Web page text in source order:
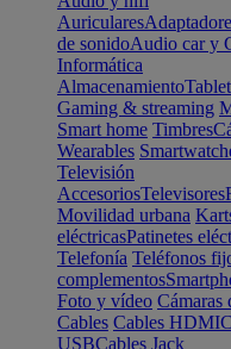
Auriculares
de sonidoAudio car y
Informática
Almacenamiento
Gaming & streaming
Smart home Timbres
Wearables
Televisión
AccesoriosTelevisores
Movilidad urbana
eléctricasPatinetes
Telefonía Teléfonos
complementos
Foto y vídeo Cámaras
Cables Cables HDMI
USBCables Jack